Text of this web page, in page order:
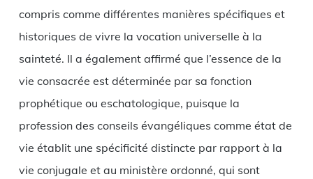
compris comme différentes manières spécifiques et
historiques de vivre la vocation universelle à la
sainteté. Il a également affirmé que l’essence de la
vie consacrée est déterminée par sa fonction
prophétique ou eschatologique, puisque la
profession des conseils évangéliques comme état de
vie établit une spécificité distincte par rapport à la
vie conjugale et au ministère ordonné, qui sont